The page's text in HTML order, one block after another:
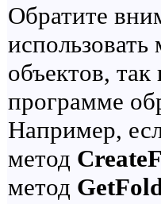
Обратите
использовать
объектов,
программе
Например,
метод
метод